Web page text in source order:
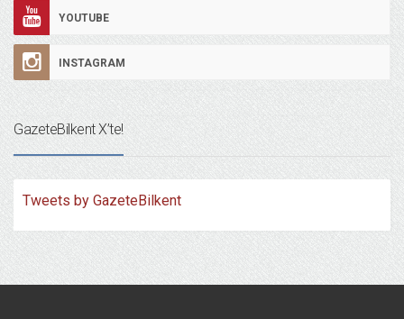
YOUTUBE
INSTAGRAM
GazeteBilkent X’te!
Tweets by GazeteBilkent